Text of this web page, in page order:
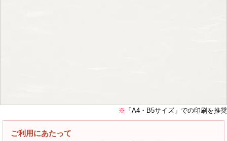
※ 「A4・B5サイズ」での印刷を推奨
ご利用にあたって